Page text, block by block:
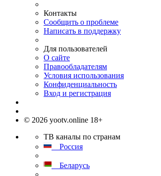
Контакты
Сообщить о проблеме
Написать в поддержку
Для пользователей
О сайте
Правообладателям
Условия использования
Конфиденциальность
Вход и регистрация
© 2026 yootv.online 18+
ТВ каналы по странам
Россия
Беларусь